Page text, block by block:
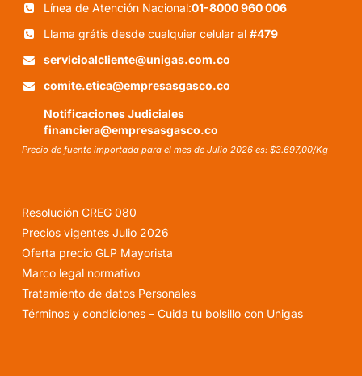
Línea de Atención Nacional:01-8000 960 006
Llama grátis desde cualquier celular al#479
servicioalcliente@unigas.com.co
comite.etica@empresasgasco.co
Notificaciones Judiciales
financiera@empresasgasco.co
Precio de fuente importada para el mes de Julio 2026 es: $3.697,00/Kg
Resolución CREG 080
Precios vigentes Julio 2026
Oferta precio GLP Mayorista
Marco legal normativo
Tratamiento de datos Personales
Términos y condiciones – Cuida tu bolsillo con Unigas